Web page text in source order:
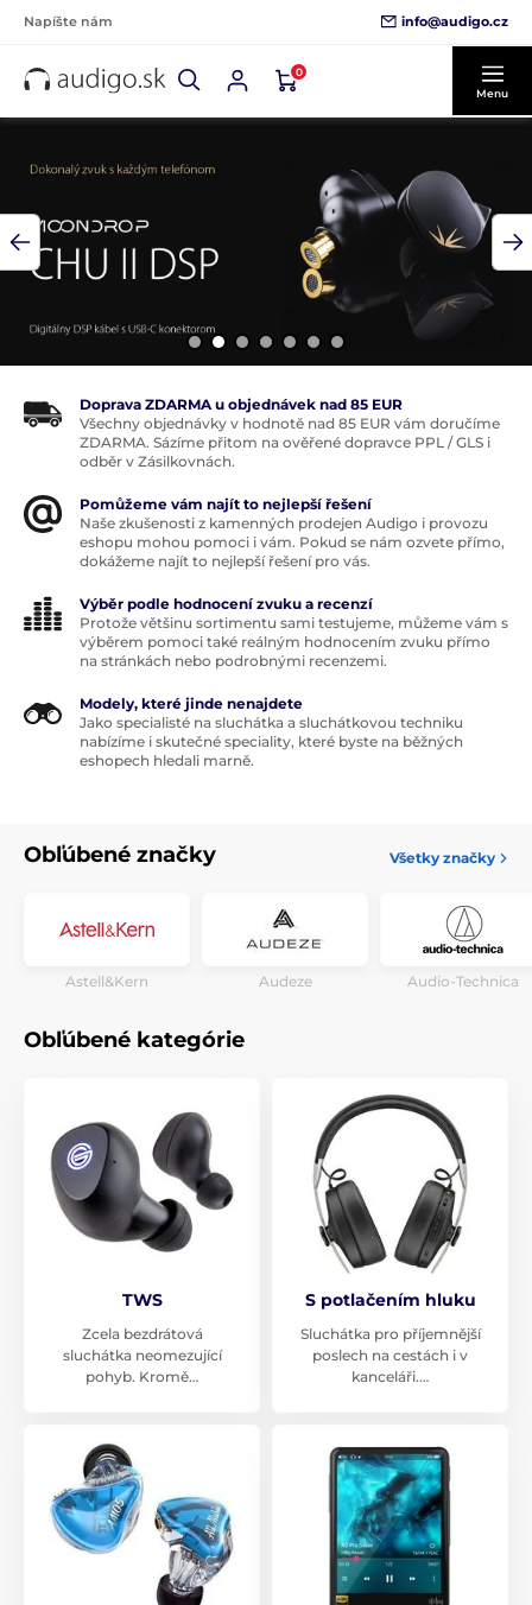
Napíšte nám info@audigo.cz
0
Menu
Doprava ZDARMA u objednávek nad 85 EUR
Všechny objednávky v hodnotě nad 85 EUR vám doručíme
ZDARMA. Sázíme přitom na ověřené dopravce PPL / GLS i
odběr v Zásilkovnách.
Pomůžeme vám najít to nejlepší řešení
Naše zkušenosti z kamenných prodejen Audigo i provozu
eshopu mohou pomoci i vám. Pokud se nám ozvete přímo,
dokážeme najít to nejlepší řešení pro vás.
Výběr podle hodnocení zvuku a recenzí
Protože většinu sortimentu sami testujeme, můžeme vám s
výběrem pomoci také reálným hodnocením zvuku přímo
na stránkách nebo podrobnými recenzemi.
Modely, které jinde nenajdete
Jako specialisté na sluchátka a sluchátkovou techniku
nabízíme i skutečné speciality, které byste na běžných
eshopech hledali marně.
Obľúbené značky Všetky značky
Astell&Kern Audeze Audio-Technica
Obľúbené kategórie
TWS
Zcela bezdrátová
sluchátka neomezující
pohyb. Kromě…
S potlačením hluku
Sluchátka pro příjemnější
poslech na cestách i v
kanceláři.…